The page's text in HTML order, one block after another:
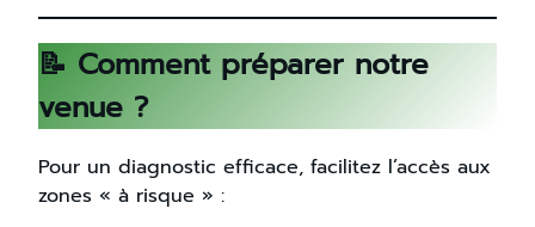
📝 Comment préparer notre
venue ?
Pour un diagnostic efficace, facilitez l’accès aux
zones « à risque » :